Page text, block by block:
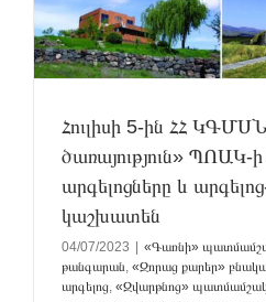
Հուլիսի 5-ին ՀՀ
ծառայություն» ՊՈԱԿ-
արգելոցները և
կաշխատեն
04/07/2023
«Գառնի»
թանգարան, «Զորաց քարեր»
արգելոց, «Զվարթնոց»